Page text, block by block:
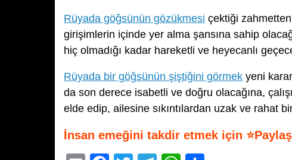
Rüyada göğsünün gözükmesi çektiği
girişimlerin içinde yer alma şansına sahip
hiç olmadığı kadar hareketli ve heyecanlı
Rüyada bir göğsünün şiştiğini görmek yeni
da son derece isabetli ve doğru olacağına,
elde edip, ailesine sıkıntılardan uzak ve rahat
İnsan emeğini takdir etmek için